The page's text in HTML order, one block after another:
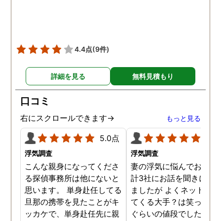
らしいです。 また、さまざ
り、私の精神的なフォロー
だけでなく、その後の弁護
士の紹介やアドバイスもし
ていただき、これから夫と
闘う自信もつきました。 本
当にMJリサーチさんにそ
して代表の方に出会えてよ
かったと思いました。 今度
お会いできる時は、いい報
告ができるようにしたいで
す。
お願いしたいと思ってお
ます。本当にありがとう
ざいました。
4.4点(9件)
詳細を見る 無料見積もり
口コミ
右にスクロールできます→ もっと見る
5.0点
浮気調査
こんな親身になってくださ
る探偵事務所は他にないと
思います。 単身赴任してる
旦那の携帯を見たことがキ
ッカケで、単身赴任先に親
浮気調査
妻の浮気に悩んでおり、
計3社にお話を聞きに行
ましたが よくネット等
てくる大手？は笑っちゃ
ぐらいの値段でした。